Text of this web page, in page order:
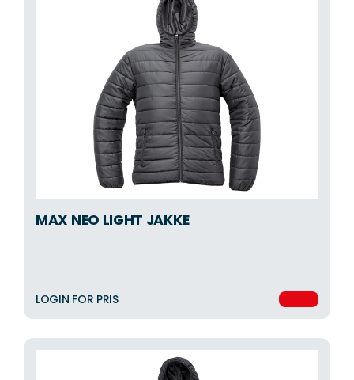
MAX NEO LIGHT JAKKE
LOGIN FOR PRIS